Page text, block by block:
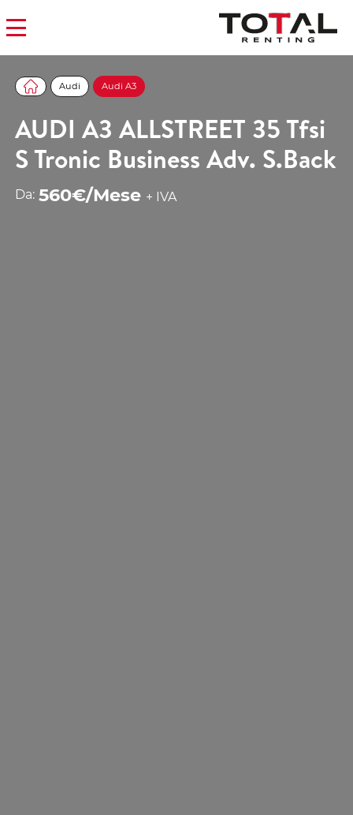
Audi Audi A3
AUDI A3 ALLSTREET 35 Tfsi
S Tronic Business Adv. S.Back
Da: 560€/Mese + IVA